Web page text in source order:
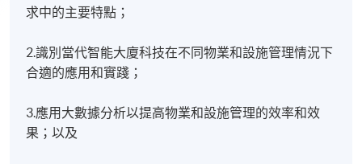
求中的主要特點；
2.識別當代智能大廈科技在不同物業和設施管理情況下
合適的應用和實踐；
3.應用大數據分析以提高物業和設施管理的效率和效
果；以及